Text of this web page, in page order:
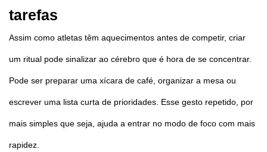
tarefas
Assim como atletas têm aquecimentos antes de competir, criar
um ritual pode sinalizar ao cérebro que é hora de se concentrar.
Pode ser preparar uma xícara de café, organizar a mesa ou
escrever uma lista curta de prioridades. Esse gesto repetido, por
mais simples que seja, ajuda a entrar no modo de foco com mais
rapidez.